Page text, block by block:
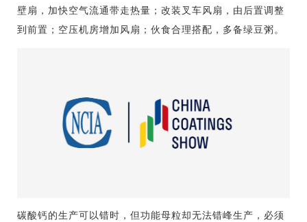
壁扇，加快空气流通带走热量；改装叉车风扇，由后置调整
到前置；空压机房增加风扇；伙食合理搭配，多备绿豆粥。
碳酸钙的生产可以错时，但功能母粒却无法错峰生产，必须